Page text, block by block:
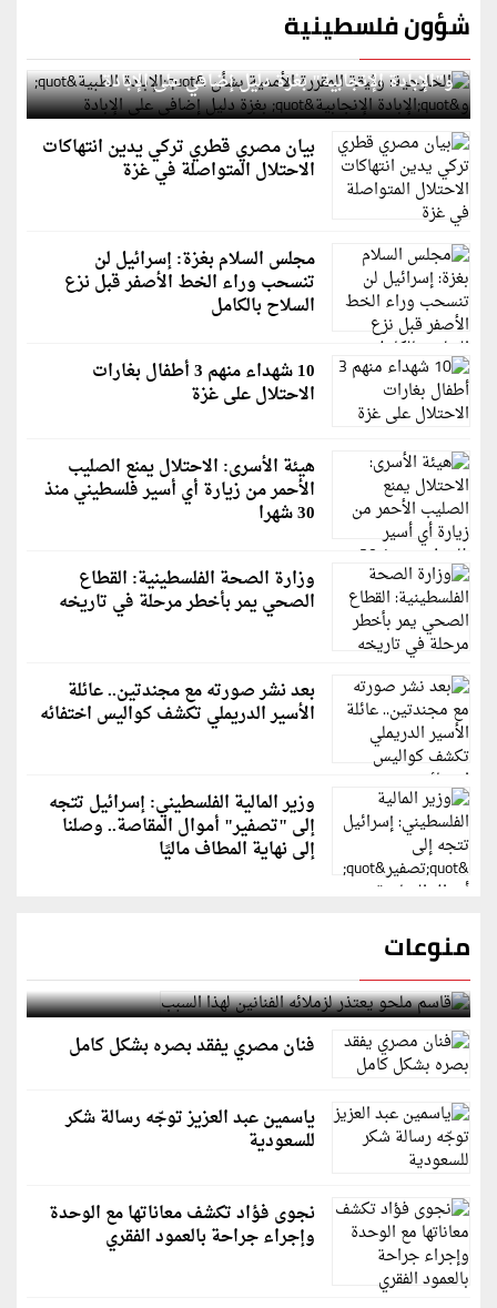
شؤون فلسطينية
الخارجية: وثيقة المقررة الأممية بشأن "الإبادة الطبية"
و"الإبادة الإنجابية" بغزة دليل إضافي على الإبادة
بيان مصري قطري تركي يدين انتهاكات
الاحتلال المتواصلة في غزة
مجلس السلام بغزة: إسرائيل لن
تنسحب وراء الخط الأصفر قبل نزع
السلاح بالكامل
10 شهداء منهم 3 أطفال بغارات
الاحتلال على غزة
هيئة الأسرى: الاحتلال يمنع الصليب
الأحمر من زيارة أي أسير فلسطيني منذ
30 شهرا
وزارة الصحة الفلسطينية: القطاع
الصحي يمر بأخطر مرحلة في تاريخه
بعد نشر صورته مع مجندتين.. عائلة
الأسير الدريملي تكشف كواليس اختفائه
وزير المالية الفلسطيني: إسرائيل تتجه
إلى "تصفير" أموال المقاصة.. وصلنا
إلى نهاية المطاف ماليًا
منوعات
قاسم ملحو يعتذر لزملائه الفنانين لهذا السبب
فنان مصري يفقد بصره بشكل كامل
ياسمين عبد العزيز توجّه رسالة شكر
للسعودية
نجوى فؤاد تكشف معاناتها مع الوحدة
وإجراء جراحة بالعمود الفقري